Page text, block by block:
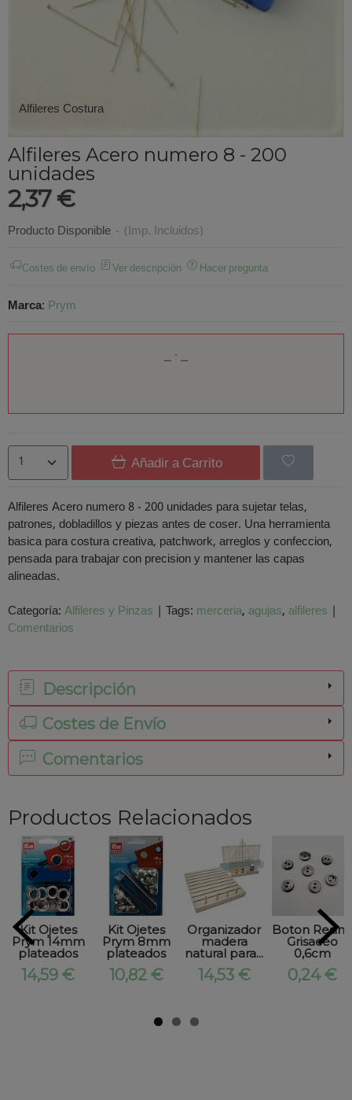
Alfileres Costura
Alfileres Acero numero 8 - 200
unidades
2,37 €
Producto Disponible - (Imp. Incluidos)
Costes de envío Ver descripción Hacer pregunta
Marca: Prym
Añadir a Carrito
Alfileres Acero numero 8 - 200 unidades para sujetar telas,
patrones, dobladillos y piezas antes de coser. Una herramienta
basica para costura creativa, patchwork, arreglos y confeccion,
pensada para trabajar con precision y mantener las capas
alineadas.
Categoría:Alfileres y Pinzas | Tags: merceria agujas alfileres |
Comentarios
Descripción
Costes de Envío
Comentarios
Productos Relacionados
Kit Ojetes
Prym 14mm
plateados
14,59 €
Kit Ojetes
Prym 8mm
plateados
10,82 €
Organizador
madera
natural para...
14,53 €
Boton Resina
Grisaceo
0,6cm
0,24 €